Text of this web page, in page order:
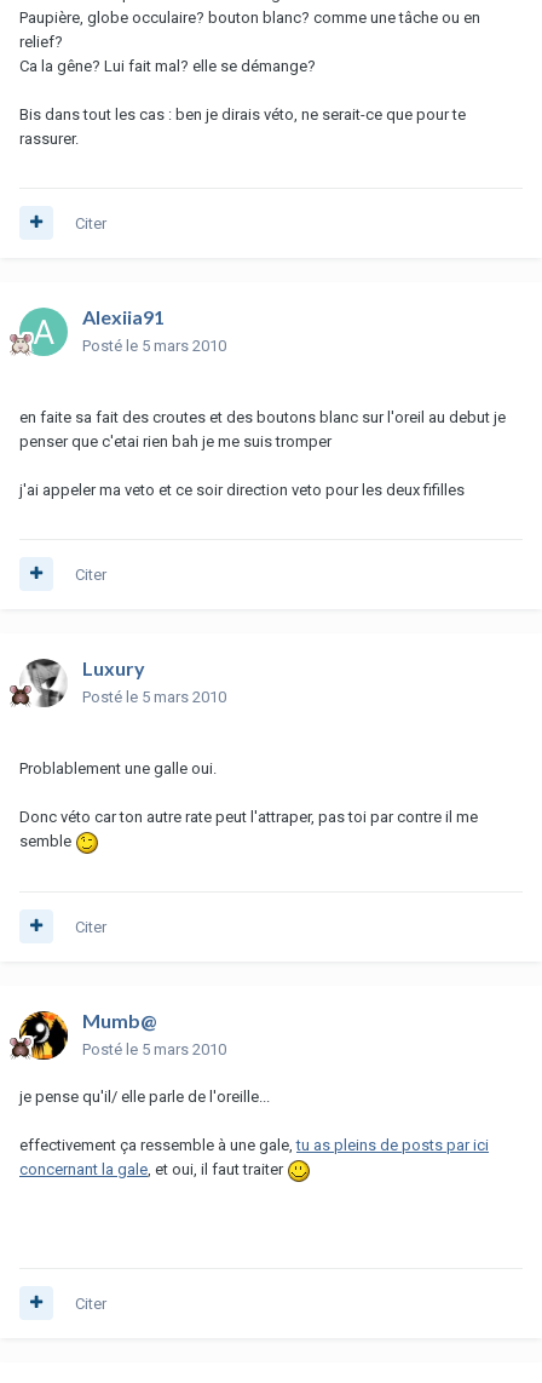
Paupière, globe occulaire? bouton blanc? comme une tâche ou en
relief?
Ca la gêne? Lui fait mal? elle se démange?
Bis dans tout les cas : ben je dirais véto, ne serait-ce que pour te
rassurer.
Citer
Alexiia91
Posté le 5 mars 2010
en faite sa fait des croutes et des boutons blanc sur l'oreil au debut je
penser que c'etai rien bah je me suis tromper
j'ai appeler ma veto et ce soir direction veto pour les deux fifilles
Citer
Luxury
Posté le 5 mars 2010
Problablement une galle oui.
Donc véto car ton autre rate peut l'attraper, pas toi par contre il me
semble
Citer
Mumb@
Posté le 5 mars 2010
je pense qu'il/ elle parle de l'oreille...
effectivement ça ressemble à une gale,tu as pleins de posts par ici
concernant la gale , et oui, il faut traiter
Citer